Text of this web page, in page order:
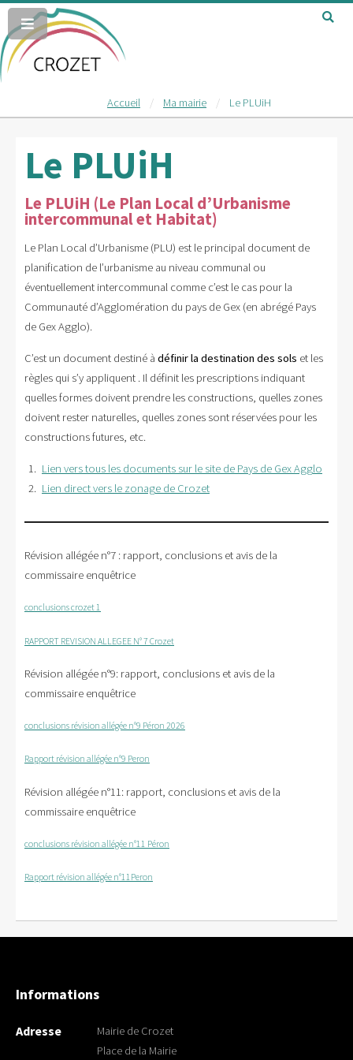
Accueil Ma mairie Le PLUiH
Le PLUiH
Le PLUiH (Le Plan Local d’Urbanisme
intercommunal et Habitat)
Le Plan Local d’Urbanisme (PLU) est le principal document de
planification de l’urbanisme au niveau communal ou
éventuellement intercommunal comme c’est le cas pour la
Communauté d’Agglomération du pays de Gex (en abrégé Pays
de Gex Agglo).
C’est un document destiné à définir la destination des sols et les
règles qui s’y appliquent . Il définit les prescriptions indiquant
quelles formes doivent prendre les constructions, quelles zones
doivent rester naturelles, quelles zones sont réservées pour les
constructions futures, etc.
Lien vers tous les documents sur le site de Pays de Gex Agglo
Lien direct vers le zonage de Crozet
Révision allégée n°7 : rapport, conclusions et avis de la
commissaire enquêtrice
conclusions crozet 1
RAPPORT REVISION ALLEGEE N° 7 Crozet
Révision allégée n°9: rapport, conclusions et avis de la
commissaire enquêtrice
conclusions révision allégée n°9 Péron 2026
Rapport révision allégée n°9 Peron
Révision allégée n°11: rapport, conclusions et avis de la
commissaire enquêtrice
conclusions révision allégée n°11 Péron
Rapport révision allégée n°11Peron
Informations
Adresse
Mairie de Crozet
Place de la Mairie